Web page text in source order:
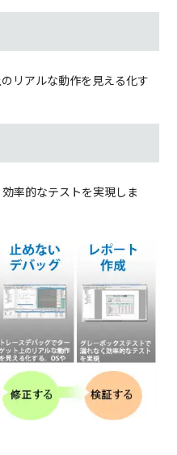
リアルな動作を見える化す
率的なテストを実現しま